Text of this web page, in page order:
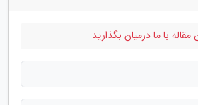
با ما درمیان بگذارید